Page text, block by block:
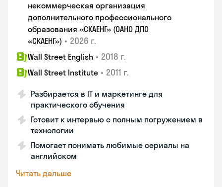
некоммерческая организация
дополнительного профессионального
образования «СКАЕНГ» (ОАНО ДПО
«СКАЕНГ») • 2026 г.
Wall Street English • 2018 г.
Wall Street Institute • 2011 г.
Разбирается в IT и маркетинге для
практического обучения
Готовит к интервью с полным погружением в
технологии
Помогает понимать любимые сериалы на
английском
Читать дальше